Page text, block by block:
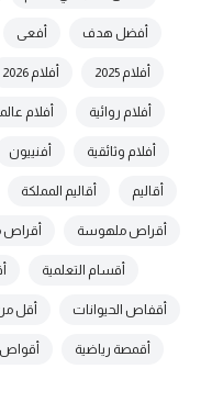
أفضل هدف أفعى
أفلام 2025 أفلام 2026
أفلام روائية أفلام
أفلام وثائقية أفنييون
أقاليم أقاليم المملكة
أقراص ملهوسة
أقسام التعلمية
أقفاص الحيوانات أقل من 20
أقمصة رياضية أقواص